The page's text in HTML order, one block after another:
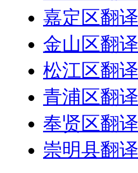
嘉定区翻译
金山区翻译
松江区翻译
青浦区翻译
奉贤区翻译
崇明县翻译